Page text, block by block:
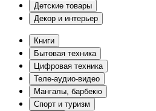
Детские товары
Декор и интерьер
Книги
Бытовая техника
Цифровая техника
Теле-аудио-видео
Мангалы, барбекю
Спорт и туризм